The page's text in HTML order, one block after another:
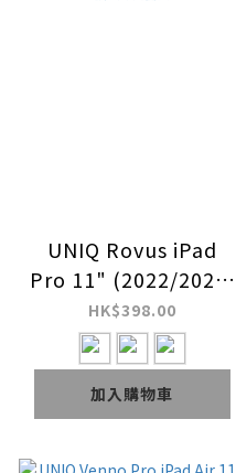
UNIQ Rovus iPad
Pro 11" (2022/2021)
/ iPad Air 10.9"
(2022/2020) 磁吸式
360度旋轉可拆卸保護
套
HK$398.00
加入購物車